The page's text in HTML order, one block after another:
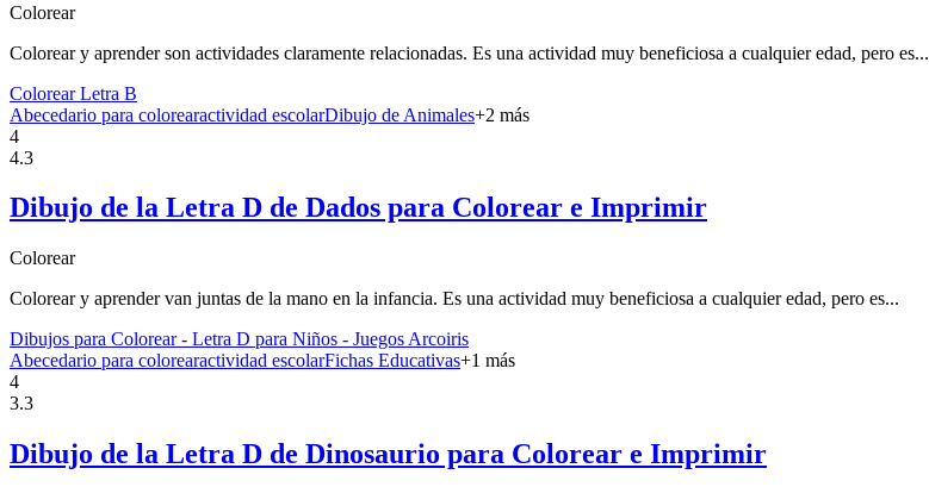
Colorear
Colorear y aprender son actividades claramente relacionadas. Es una actividad muy beneficiosa a cualquier edad, pero es...
Colorear Letra B
Abecedario para colorearactividad escolarDibujo de Animales+2 más
4
4.3
Dibujo de la Letra D de Dados para Colorear e Imprimir
Colorear
Colorear y aprender van juntas de la mano en la infancia. Es una actividad muy beneficiosa a cualquier edad, pero es...
Dibujos para Colorear - Letra D para Niños - Juegos Arcoiris
Abecedario para colorearactividad escolarFichas Educativas+1 más
4
3.3
Dibujo de la Letra D de Dinosaurio para Colorear e Imprimir